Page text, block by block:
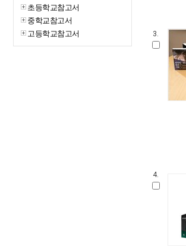
초등학교참고서
중학교참고서
고등학교참고서
3.
4.